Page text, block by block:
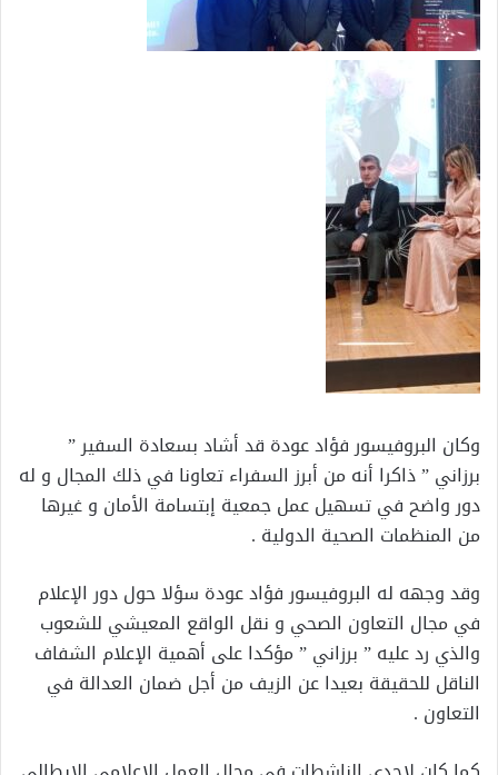
وكان البروفيسور فؤاد عودة قد أشاد بسعادة السفير ”
برزاني ” ذاكرا أنه من أبرز السفراء تعاونا في ذلك المجال و له
دور واضح في تسهيل عمل جمعية إبتسامة الأمان و غيرها
من المنظمات الصحية الدولية .
وقد وجهه له البروفيسور فؤاد عودة سؤلا حول دور الإعلام
في مجال التعاون الصحي و نقل الواقع المعيشي للشعوب
والذي رد عليه ” برزاني ” مؤكدا على أهمية الإعلام الشفاف
الناقل للحقيقة بعيدا عن الزيف من أجل ضمان العدالة في
التعاون .